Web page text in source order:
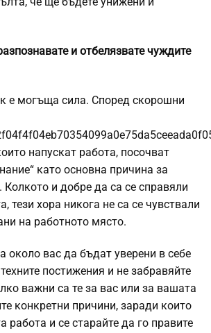
и отбелязвате чуждите
е могъща сила. Според скорошни
напускат работа, посочват
като основна причина за
Колкото и добре да са се справяли
тези хора никога не са се чувствали
на работното място.
около вас да бъдат уверени в себе
постижения и не забравяйте
важни са те за вас или за вашата
конкретни причини, заради които
работа и се старайте да го правите